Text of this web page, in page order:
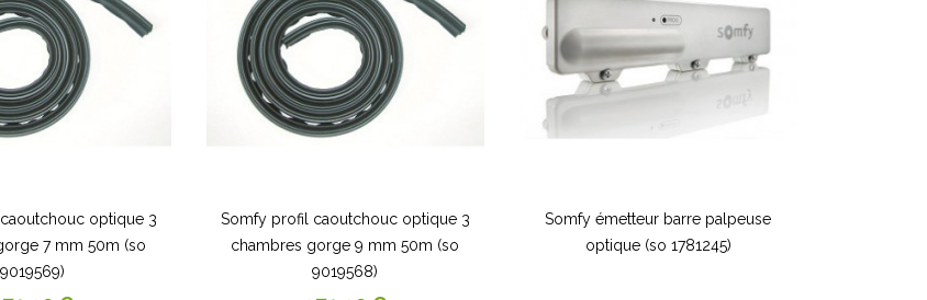
optique 3
7 mm 50m (so
9019569)
Somfy profil caoutchouc optique 3
chambres gorge 9 mm 50m (so
9019568)
Somfy émetteur barre palpeuse
optique (so 1781245)